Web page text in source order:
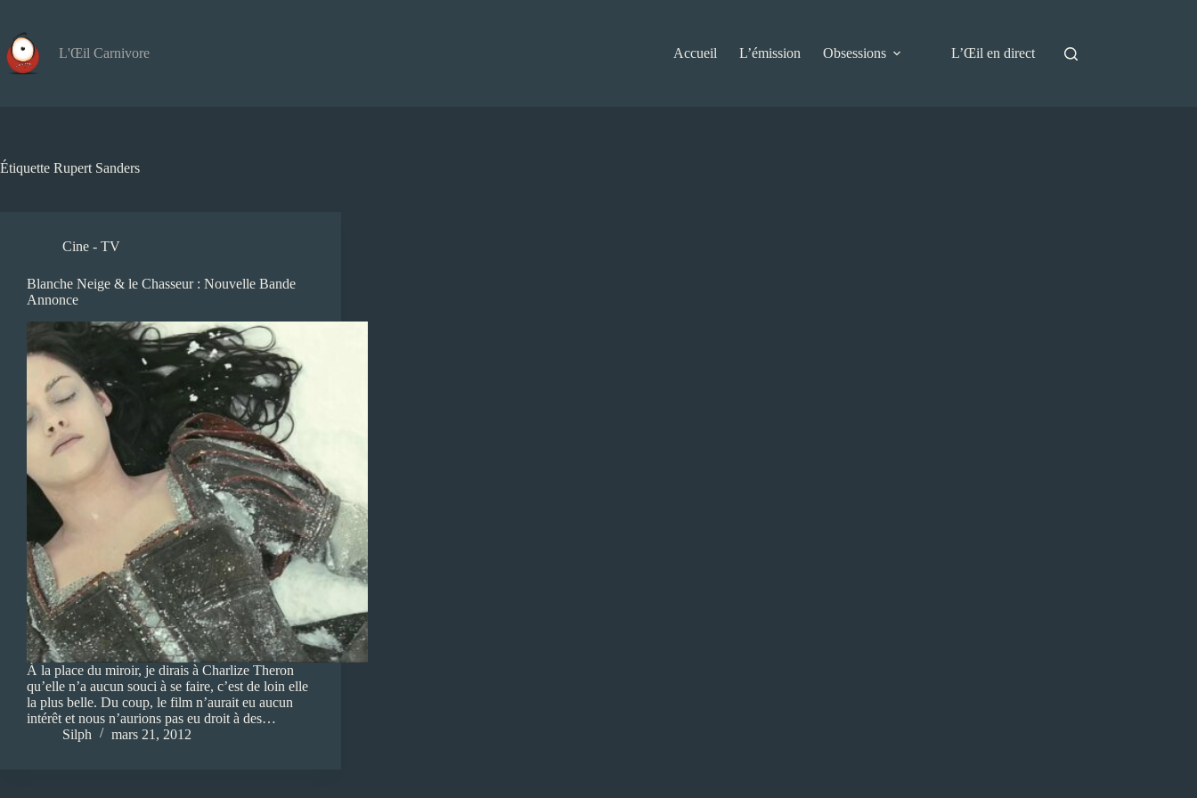
contenu
L'Œil Carnivore
Accueil L’émission Obsessions L’Œil en direct
Étiquette Rupert Sanders
Cine - TV
Blanche Neige & le Chasseur : Nouvelle Bande
Annonce
À la place du miroir, je dirais à Charlize Theron
qu’elle n’a aucun souci à se faire, c’est de loin elle
la plus belle. Du coup, le film n’aurait eu aucun
intérêt et nous n’aurions pas eu droit à des…
Silph
mars 21, 2012